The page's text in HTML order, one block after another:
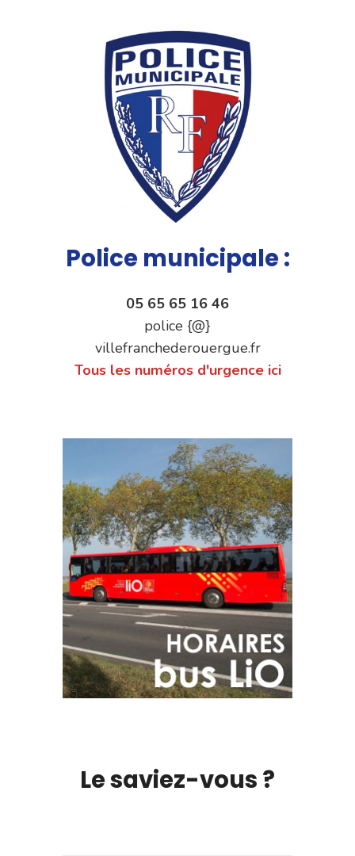
Police municipale :
05 65 65 16 46
police {@}
villefranchederouergue.fr
Tous les numéros d'urgence ici
Le saviez-vous ?